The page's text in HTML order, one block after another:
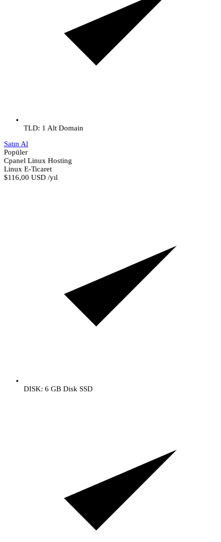
TLD: 1 Alt Domain
Satın Al
Popüler
Cpanel Linux Hosting
Linux E-Ticaret
$116,00 USD /yıl
DISK: 6 GB Disk SSD